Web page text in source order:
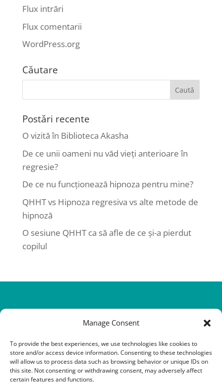
Manage Consent
To provide the best experiences, we use technologies like cookies to
store and/or access device information. Consenting to these technologies
will allow us to process data such as browsing behavior or unique IDs on
this site. Not consenting or withdrawing consent, may adversely affect
certain features and functions.
Flux intrări
Flux comentarii
WordPress.org
Căutare
Postări recente
O vizită în Biblioteca Akasha
De ce unii oameni nu văd vieți anterioare în
regresie?
De ce nu funcționează hipnoza pentru mine?
QHHT vs Hipnoza regresiva vs alte metode de
hipnoză
O sesiune QHHT ca să afle de ce și-a pierdut
copilul
@Copyright 2016-2026 QHHT Romania